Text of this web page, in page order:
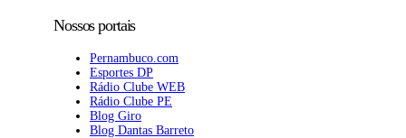
Nossos portais
Pernambuco.com
Esportes DP
Rádio Clube WEB
Rádio Clube PE
Blog Giro
Blog Dantas Barreto